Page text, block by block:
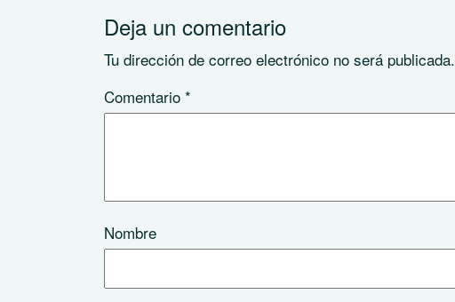
Deja un comentario
Tu dirección de correo electrónico no será publicada.
Comentario *
Nombre